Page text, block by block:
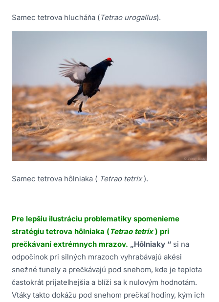
Samec tetrova hlucháňa (Tetrao urogallus).
Samec tetrova hôlniaka ( Tetrao tetrix).
Pre lepšiu ilustráciu problematiky spomenieme
stratégiu tetrova hôlniaka ( Tetrao tetrix) pri
prečkávaní extrémnych mrazov. „Hôlniaky “ si na
odpočinok pri silných mrazoch vyhrabávajú akési
snežné tunely a prečkávajú pod snehom, kde je teplota
častokrát prijateľnejšia a blíži sa k nulovým hodnotám.
Vtáky takto dokážu pod snehom prečkať hodiny, kým ich